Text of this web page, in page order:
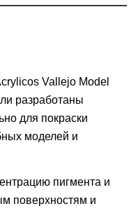
Vallejo Model
разработаны
для покраски
моделей и
пигмента и
поверхностям и